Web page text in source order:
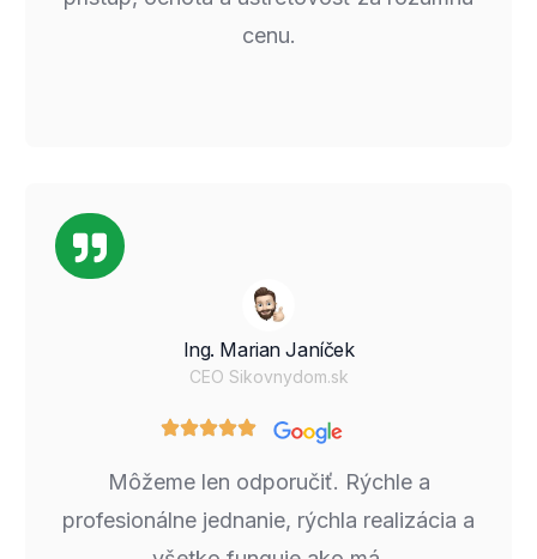
cenu.
Ing. Marian Janíček
CEO Sikovnydom.sk
Môžeme len odporučiť. Rýchle a
profesionálne jednanie, rýchla realizácia a